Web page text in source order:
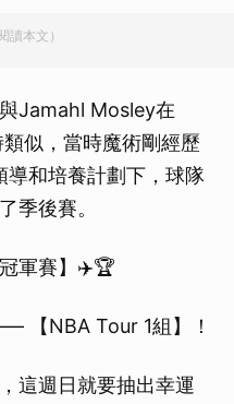
讀本文）
Jamahl Mosley在
似，當時魔術剛經歷
導和培養計劃下，球隊
季後賽。
冠軍賽】✈️🏆
【NBA Tour 1組】！
這週日就要抽出幸運